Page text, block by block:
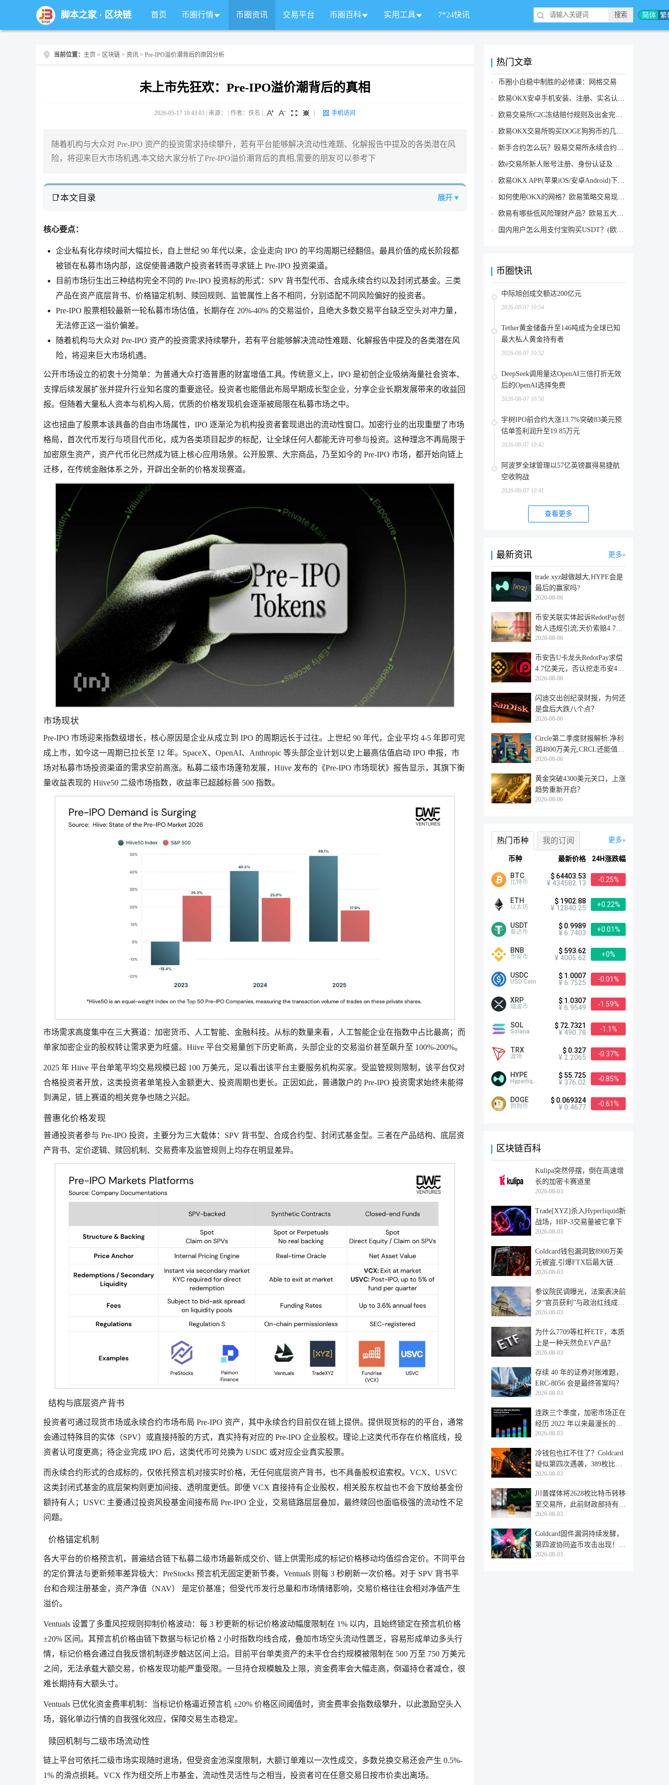
简体 繁
脚本之家· 区块链 首页 币圈行情 币圈资讯 交易平台 币圈百科 实用工具 7*24快讯
当前位置： 主页 > 区块链 > 资讯 > Pre-IPO溢价潮背后的原因分析
未上市先狂欢：Pre-IPO溢价潮背后的真相
2026-05-17 10:43:03 | 来源： | 作者：佚名 手机访问
随着机构与大众对 Pre-IPO 资产的投资需求持续攀升，若有平台能够解决流动性难题、化解报告中提及的各类潜在风
险，将迎来巨大市场机遇,本文给大家分析了Pre-IPO溢价潮背后的真相,需要的朋友可以参考下
本文目录 展开 ▾
核心要点：
企业私有化存续时间大幅拉长，自上世纪 90 年代以来，企业走向 IPO 的平均周期已经翻倍。最具价值的成长阶段都
被锁在私募市场内部，这促使普通散户投资者转而寻求链上 Pre-IPO 投资渠道。
目前市场衍生出三种结构完全不同的 Pre-IPO 投资标的形式：SPV 背书型代币、合成永续合约以及封闭式基金。三类
产品在资产底层背书、价格锚定机制、赎回规则、监管属性上各不相同，分别适配不同风险偏好的投资者。
Pre-IPO 股票相较最新一轮私募市场估值，长期存在 20%-40% 的交易溢价，且绝大多数交易平台缺乏空头对冲力量，
无法修正这一溢价偏差。
随着机构与大众对 Pre-IPO 资产的投资需求持续攀升，若有平台能够解决流动性难题、化解报告中提及的各类潜在风
险，将迎来巨大市场机遇。
公开市场设立的初衷十分简单：为普通大众打造普惠的财富增值工具。传统意义上，IPO 是初创企业吸纳海量社会资本、
支撑后续发展扩张并提升行业知名度的重要途径。投资者也能借此布局早期成长型企业，分享企业长期发展带来的收益回
报。但随着大量私人资本与机构入局，优质的价格发现机会逐渐被局限在私募市场之中。
这也扭曲了股票本该具备的自由市场属性，IPO 逐渐沦为机构投资者套现退出的流动性窗口。加密行业的出现重塑了市场
格局，首次代币发行与项目代币化，成为各类项目起步的标配，让全球任何人都能无许可参与投资。这种理念不再局限于
加密原生资产，资产代币化已然成为链上核心应用场景。公开股票、大宗商品，乃至如今的 Pre-IPO 市场，都开始向链上
迁移，在传统金融体系之外，开辟出全新的价格发现赛道。
市场现状
Pre-IPO 市场迎来指数级增长，核心原因是企业从成立到 IPO 的周期远长于过往。上世纪 90 年代，企业平均 4-5 年即可完
成上市，如今这一周期已拉长至 12 年。SpaceX、OpenAI、Anthropic 等头部企业计划以史上最高估值启动 IPO 申报，市
场对私募市场投资渠道的需求空前高涨。私募二级市场蓬勃发展，Hiive 发布的《Pre-IPO 市场现状》报告显示，其旗下衡
量收益表现的 Hiive50 二级市场指数，收益率已超越标普 500 指数。
市场需求高度集中在三大赛道：加密货币、人工智能、金融科技。从标的数量来看，人工智能企业在指数中占比最高；而
单家加密企业的股权转让需求更为旺盛。Hiive 平台交易量创下历史新高，头部企业的交易溢价甚至飙升至 100%-200%。
2025 年 Hiive 平台单笔平均交易规模已超 100 万美元，足以看出该平台主要服务机构买家。受监管规则限制，该平台仅对
合格投资者开放，这类投资者单笔投入金额更大、投资周期也更长。正因如此，普通散户的 Pre-IPO 投资需求始终未能得
到满足，链上赛道的相关竞争也随之兴起。
普惠化价格发现
普通投资者参与 Pre-IPO 投资，主要分为三大载体：SPV 背书型、合成合约型、封闭式基金型。三者在产品结构、底层资
产背书、定价逻辑、赎回机制、交易费率及监管规则上均存在明显差异。
结构与底层资产背书
投资者可通过现货市场或永续合约市场布局 Pre-IPO 资产，其中永续合约目前仅在链上提供。提供现货标的的平台，通常
会通过特殊目的实体（SPV）或直接持股的方式，真实持有对应的 Pre-IPO 企业股权。理论上这类代币存在价格底线，投
资者认可度更高；待企业完成 IPO 后，这类代币可兑换为 USDC 或对应企业真实股票。
而永续合约形式的合成标的，仅依托预言机对接实时价格，无任何底层资产背书，也不具备股权追索权。VCX、USVC
这类封闭式基金的底层架构则更加间接、透明度更低。即便 VCX 直接持有企业股权，相关股东权益也不会下放给基金份
额持有人；USVC 主要通过投资风投基金间接布局 Pre-IPO 企业，交易链路层层叠加，最终赎回也面临极强的流动性不足
问题。
价格锚定机制
各大平台的价格预言机，普遍结合链下私募二级市场最新成交价、链上供需形成的标记价格移动均值综合定价。不同平台
的定价算法与更新频率差异极大：PreStocks 预言机无固定更新节奏，Ventuals 则每 3 秒刷新一次价格。对于 SPV 背书平
台和合规注册基金，资产净值（NAV） 是定价基准；但受代币发行总量和市场情绪影响，交易价格往往会相对净值产生
溢价。
Ventuals 设置了多重风控规则抑制价格波动：每 3 秒更新的标记价格波动幅度限制在 1% 以内，且始终锁定在预言机价格
±20% 区间。其预言机价格由链下数据与标记价格 2 小时指数均线合成，叠加市场空头流动性匮乏，容易形成单边多头行
情，标记价格会通过自我反馈机制逐步触达区间上沿。目前平台单类资产的未平仓合约规模被限制在 500 万至 750 万美元
之间，无法承载大额交易，价格发现功能严重受限。一旦持仓规模触及上限，资金费率会大幅走高，倒逼持仓者减仓，很
难长期持有大额头寸。
Ventuals 已优化资金费率机制：当标记价格逼近预言机 ±20% 价格区间阈值时，资金费率会指数级攀升，以此激励空头入
场，弱化单边行情的自我强化效应，保障交易生态稳定。
赎回机制与二级市场流动性
链上平台可依托二级市场实现随时退场，但受资金池深度限制，大额订单难以一次性成交，多数兑换交易还会产生 0.5%-
1% 的滑点损耗。VCX 作为纽交所上市基金，流动性灵活性与之相当，投资者可在任意交易日按市价卖出离场。
热门文章
币圈小白稳中制胜的必修课：网格交易
欧易OKX安卓手机安装、注册、实名认证、买币转账新手实操教程
欧易交易所C2C冻结赔付规则及出金完整流程
欧易OKX交易所购买DOGE狗狗币的几个方式汇总
新手合约怎么玩？殴易交易所永续合约操作步骤教程(APP/Web端)
欧e交易所新人账号注册、身份认证及安全设置教程
欧易OKX APP(苹果iOS/安卓Android)下载图文教程
如何使用OKX的网格？欧易策略交易现货网格新手操作流程
欧易有哪些低风险理财产品？欧易五大低风险理财产品详细介绍
国内用户怎么用支付宝购买USDT？(欧易交易所为例)
币圈快讯
中际旭创成交额达200亿元
2026-08-07 10:54
Tether黄金储备升至146吨成为全球已知
最大私人黄金持有者
2026-08-07 10:52
DeepSeek调用量达OpenAI三倍打折无效
后的OpenAI选择免费
2026-08-07 10:50
宇树IPO前合约大涨13.7%突破83美元预
估单签利润升至19.85万元
2026-08-07 10:42
阿波罗全球管理以57亿英镑赢得易捷航
空收购战
2026-08-07 10:41
查看更多
最新资讯 更多
trade.xyz越做越大,HYPE会是
最后的赢家吗?
2026-08-06
币安关联实体起诉RedotPay创
始人违规引流,天价索赔4.728
亿美
2026-08-06
币安告U卡龙头RedotPay求偿
4.7亿美元，否认挖走币安47
万用户
2026-08-06
闪迪交出创纪录财报，为何还
是盘后大跌八个点？
2026-08-06
Circle第二季度财报解析:净利
润4800万美元,CRCL还能值得
投资
2026-08-06
黄金突破4300美元关口，上涨
趋势重新开启？
2026-08-06
更多
热门币种 我的订阅
币种 最新价格 24H涨跌幅
BTC
比特币
$ 64403.53
¥ 434582.13
-0.25%
ETH
以太坊
$ 1902.88
¥ 12840.25
+0.22%
USDT
泰达币
$ 0.9989
¥ 6.7403
+0.01%
BNB
币安币
$ 593.62
¥ 4005.62
+0%
USDC
USD Coin
$ 1.0007
¥ 6.7525
-0.01%
XRP
瑞波币
$ 1.0307
¥ 6.9549
-1.59%
SOL
Solana
$ 72.7321
¥ 490.78
-1.1%
TRX
波场
$ 0.327
¥ 2.2065
-0.37%
HYPE
Hyperliquid
$ 55.725
¥ 376.02
-0.85%
DOGE
狗狗币
$ 0.069324
¥ 0.4677
-0.61%
区块链百科
Kulipa突然停摆，倒在高速增
长的加密卡赛道里
2026-08-03
Trade[XYZ]杀入Hyperliquid新
战场，HIP-3交易量被它拿下
2026-08-03
Coldcard钱包漏洞致8900万美
元被盗,引爆FTX后最大链上
迁移潮
2026-08-03
参议院民调曝光，法案表决前
夕“官员获利”与政治红线成最
大
2026-08-03
为什么7709等杠杆ETF，本质
上是一种天然负EV产品？
2026-08-03
存续 40 年的证券对账难题，
ERC-8056 会是最终答案吗？
2026-08-03
连跌三个季度，加密市场正在
经历 2022 年以来最漫长的退
潮
2026-08-03
冷钱包也扛不住了？Coldcard
疑似第四次遇袭，389枚比特
币失
2026-08-03
川普媒体将2628枚比特币转移
至交易所，此前财政部持有的
比特
2026-08-03
Coldcard固件漏洞持续发酵，
第四波协同盗币攻击出现！
462个
2026-08-03